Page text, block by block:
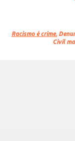
Racismo é crime.
Civil